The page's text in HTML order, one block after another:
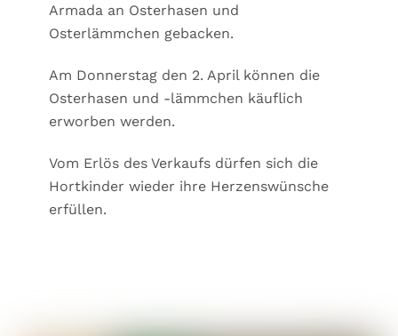
Armada an Osterhasen und
Osterlämmchen gebacken.
Am Donnerstag den 2. April können die
Osterhasen und -lämmchen käuflich
erworben werden.
Vom Erlös des Verkaufs dürfen sich die
Hortkinder wieder ihre Herzenswünsche
erfüllen.